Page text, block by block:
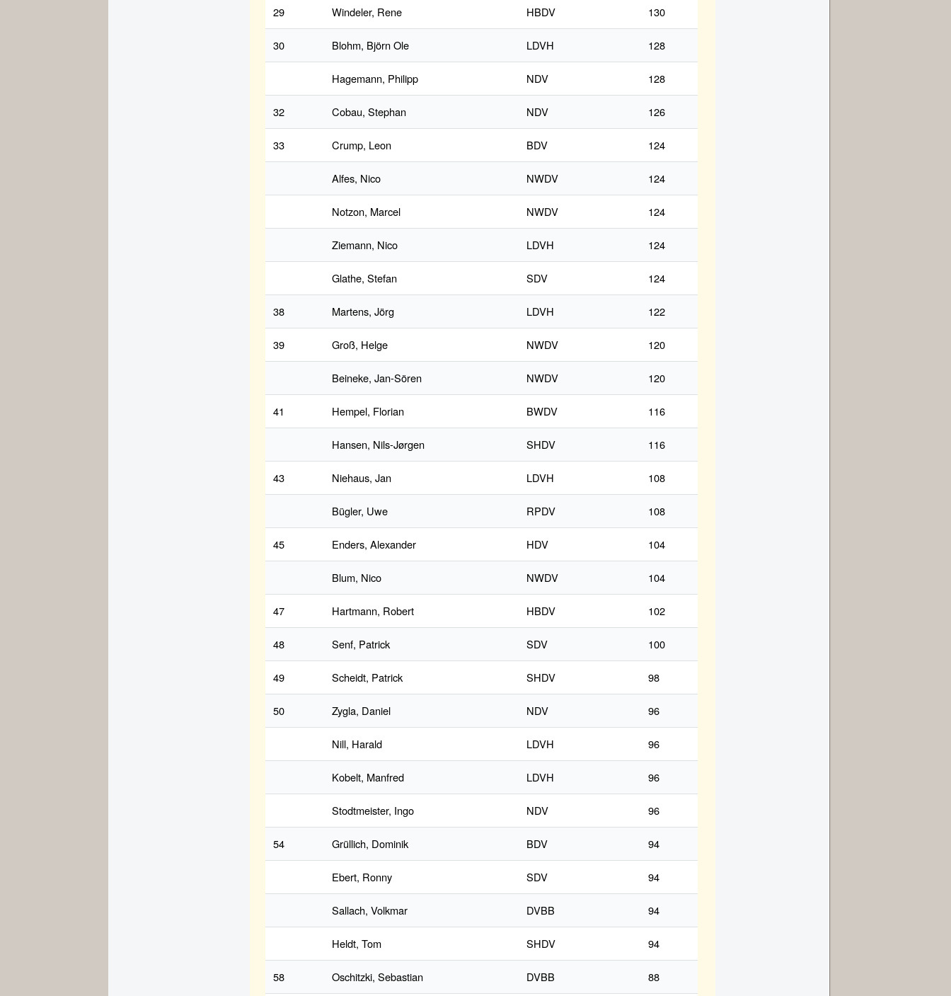
29 Windeler, Rene HBDV 130
30 Blohm, Björn Ole LDVH 128
Hagemann, Philipp NDV 128
32 Cobau, Stephan NDV 126
33 Crump, Leon BDV 124
Alfes, Nico NWDV 124
Notzon, Marcel NWDV 124
Ziemann, Nico LDVH 124
Glathe, Stefan SDV 124
38 Martens, Jörg LDVH 122
39 Groß, Helge NWDV 120
Beineke, Jan-Sören NWDV 120
41 Hempel, Florian BWDV 116
Hansen, Nils-Jørgen SHDV 116
43 Niehaus, Jan LDVH 108
Bügler, Uwe RPDV 108
45 Enders, Alexander HDV 104
Blum, Nico NWDV 104
47 Hartmann, Robert HBDV 102
48 Senf, Patrick SDV 100
49 Scheidt, Patrick SHDV 98
50 Zygla, Daniel NDV 96
Nill, Harald LDVH 96
Kobelt, Manfred LDVH 96
Stodtmeister, Ingo NDV 96
54 Grüllich, Dominik BDV 94
Ebert, Ronny SDV 94
Sallach, Volkmar DVBB 94
Heldt, Tom SHDV 94
58 Oschitzki, Sebastian DVBB 88